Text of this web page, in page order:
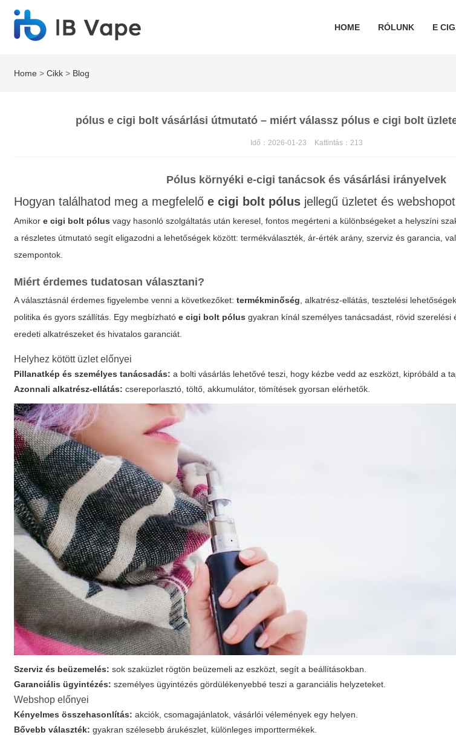
HOME RÓLUNK E
Home >Cikk > Blog
pólus e cigi bolt vásárlási útmutató – miért válassz pólus e cigi bolt
Idő：2026-01-23 Kattintás： 213
Pólus környéki e-cigi tanácsok és vásárlási irányelvek
Hogyan találhatod meg a megfelelőe cigi bolt pólus jellegű üzletet és webshopot
Amikore cigi bolt pólus vagy hasonló szolgáltatás után keresel, fontos megérteni a különbségeket a helyszíni
a részletes útmutató segít eligazodni a lehetőségek között:termékválaszték ,ár-érték arány,szerviz és garancia ,
szempontok.
Miért érdemes tudatosan választani?
A választásnál érdemes figyelembe venni a következőket:termékminőség , alkatrész-ellátás, tesztelési
politika és gyors szállítás. Egy megbízhatóe cigi bolt pólus gyakran kínál személyes tanácsadást, rövid szerelési
eredeti alkatrészeket és hivatalos garanciát.
Helyhez kötött üzlet előnyei
Pillanatkép és személyes tanácsadás: a bolti vásárlás lehetővé teszi, hogy kézbe vedd az eszközt, kipróbáld a
Azonnali alkatrész-ellátás: csereporlasztó, töltő, akkumulátor, tömítések gyorsan elérhetők.
Szerviz és beüzemelés: sok szaküzlet rögtön beüzemeli az eszközt, segít a beállításokban.
Garanciális ügyintézés: személyes ügyintézés gördülékenyebbé teszi a garanciális helyzeteket.
Webshop előnyei
Kényelmes összehasonlítás: akciók, csomagajánlatok, vásárlói vélemények egy helyen.
Bővebb választék: gyakran szélesebb árukészlet, különleges importtermékek.